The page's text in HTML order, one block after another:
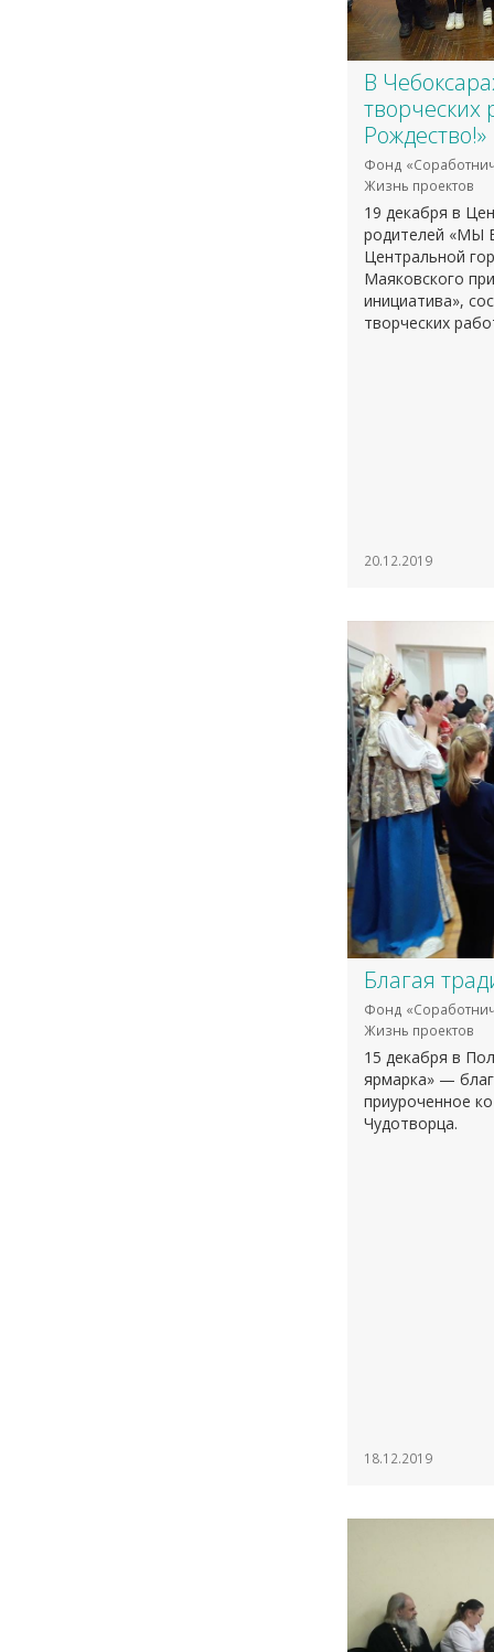
В
творческих
Рождество!»
Фонд
Жизнь проектов
19 декабря в
родителей «МЫ
Центральной
Маяковского
инициатива»,
творческих
20.12.2019
Благая
Фонд
Жизнь проектов
15 декабря в
ярмарка» —
приуроченное
Чудотворца.
18.12.2019